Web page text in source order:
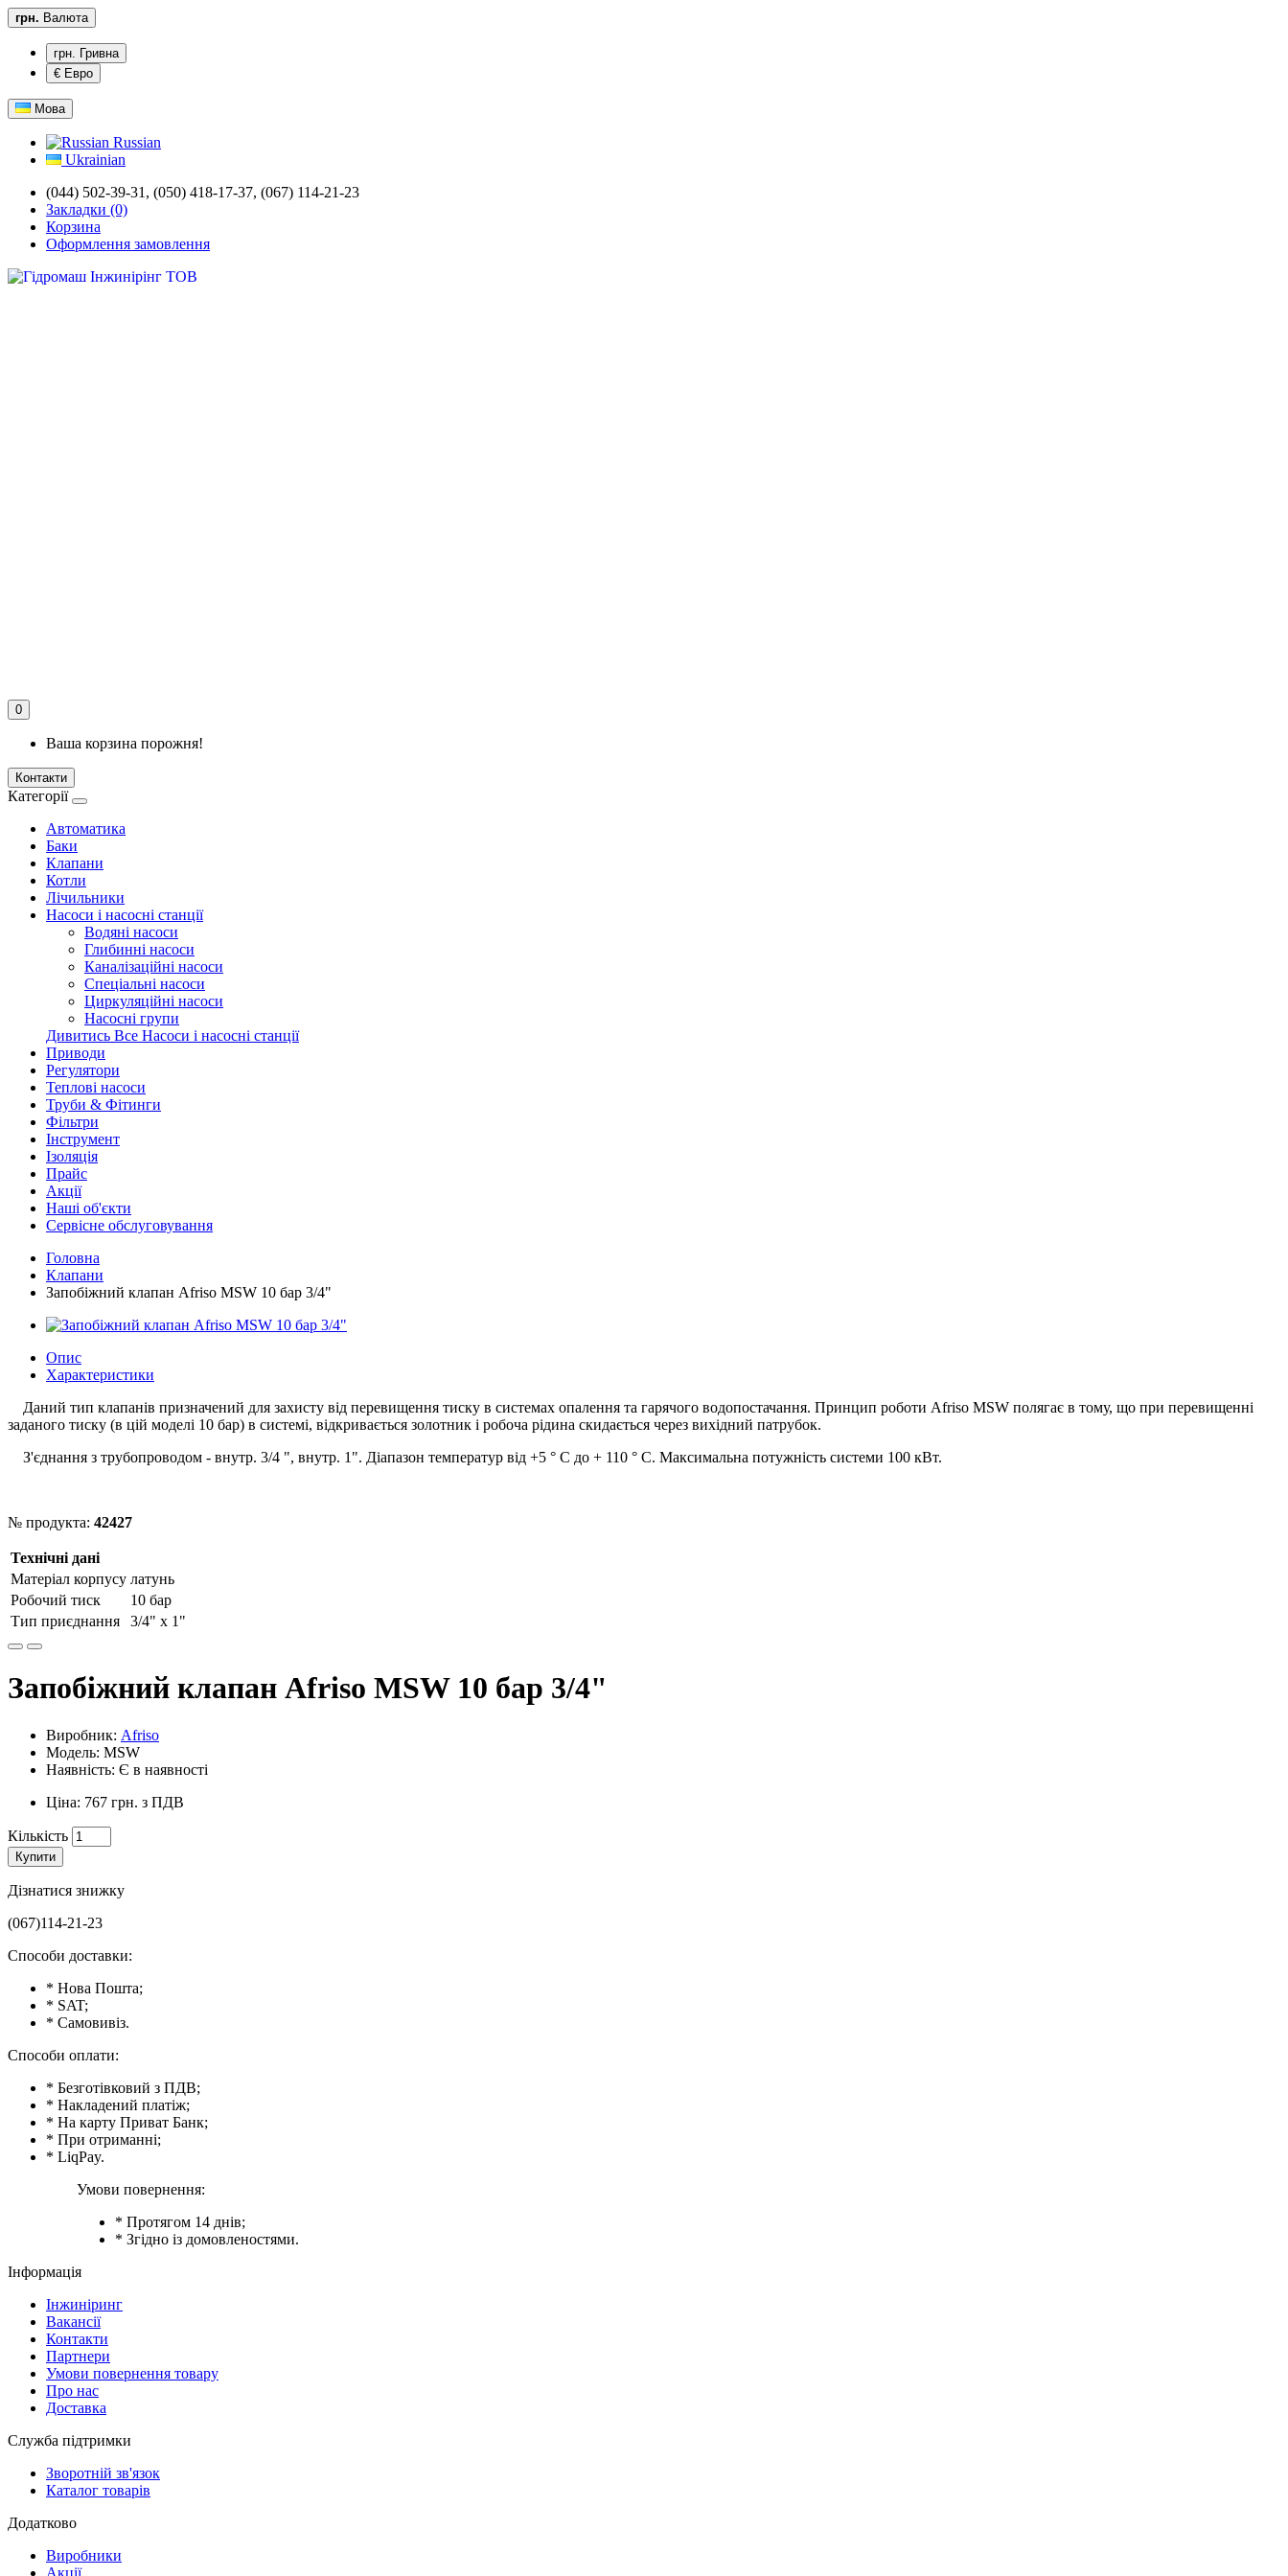
грн. Валюта
грн. Гривна
€ Евро
Мова
Russian
Ukrainian
(044) 502-39-31, (050) 418-17-37, (067) 114-21-23
Закладки (0)
Корзина
Оформлення замовлення
0
Ваша корзина порожня!
Контакти
Категорії
Автоматика
Баки
Клапани
Котли
Лічильники
Насоси і насосні станції
Водяні насоси
Глибинні насоси
Каналізаційні насоси
Спеціальні насоси
Циркуляційні насоси
Насосні групи
Дивитись Все Насоси і насосні станції
Приводи
Регулятори
Теплові насоси
Труби & Фітинги
Фільтри
Інструмент
Ізоляція
Прайс
Акції
Наші об'єкти
Сервісне обслуговування
Головна
Клапани
Запобіжний клапан Afriso MSW 10 бар 3/4"
Опис
Характеристики
Даний тип клапанів призначений для захисту від перевищення тиску в системах опалення та гарячого водопостачання. Принцип роботи Afriso MSW полягає в тому, що при перевищенні
заданого тиску (в цій моделі 10 бар) в системі, відкривається золотник і робоча рідина скидається через вихідний патрубок.
З'єднання з трубопроводом - внутр. 3/4 ", внутр. 1". Діапазон температур від +5 ° С до + 110 ° С. Максимальна потужність системи 100 кВт.
№ продукта: 42427
Технічні дані
Матеріал корпусу латунь
Робочий тиск
10 бар
Тип приєднання
3/4" x 1"
Запобіжний клапан Afriso MSW 10 бар 3/4"
Виробник: Afriso
Модель: MSW
Наявність: Є в наявності
Ціна: 767 грн. з ПДВ
Кількість
Купити
Дізнатися знижку
(067)114-21-23
Способи доставки:
* Нова Пошта;
* SAT;
* Самовивіз.
Способи оплати:
* Безготівковий з ПДВ;
* Накладений платіж;
* На карту Приват Банк;
* При отриманні;
* LiqPay.
Умови повернення:
* Протягом 14 днів;
* Згідно із домовленостями.
Інформація
Інжиніринг
Вакансії
Контакти
Партнери
Умови повернення товару
Про нас
Доставка
Служба підтримки
Зворотній зв'язок
Каталог товарів
Додатково
Виробники
Акції